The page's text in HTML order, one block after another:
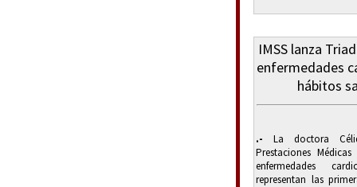
IMSS lanza
enfermedades
hábitos
.- La doctora
Prestaciones
enfermedades
representan las